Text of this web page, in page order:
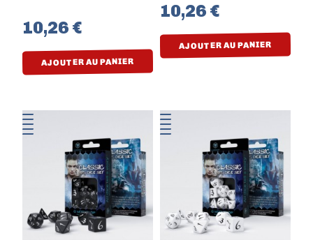
10,26 €
AJOUTER AU PANIER
10,26 €
AJOUTER AU PANIER